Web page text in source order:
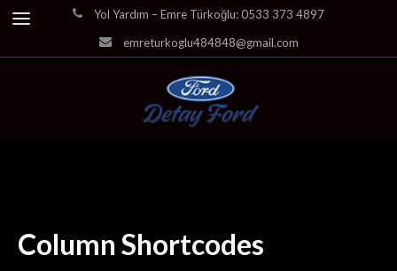
Yol Yardım – Emre Türkoğlu: 0533 373 4897
emreturkoglu484848@gmail.com
Column Shortcodes